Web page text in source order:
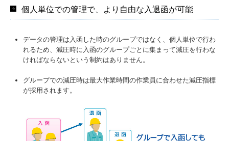
個人単位での管理で、より自由な入退函が可能
データの管理は入函した時のグループではなく、個人単位で行わ
れるため、減圧時に入函のグループごとに集まって減圧を行わな
ければならないという制約はありません。
グループでの減圧時は最大作業時間の作業員に合わせた減圧指標
が採用されます。